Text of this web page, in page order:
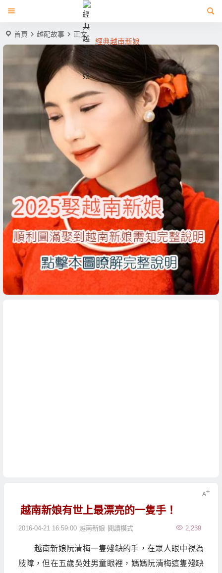
經典越南新娘
首頁 越配故事 正文
越南新娘有世上最漂亮的一隻手！
2016-04-21 16:59:00 越南新娘 2,239
閱讀模式
越南新娘阮清梅一隻殘缺的手，在眾人眼中視為
肢障，但在五歲吳姓男童眼裡，媽媽阮清梅這隻殘缺